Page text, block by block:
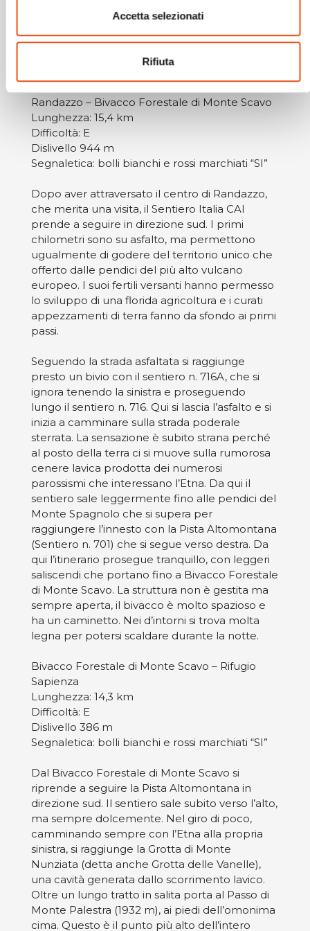
Accetta selezionati
Rifiuta
dell’Etna. Le corse sono frequenti, dalle 7 del
un’oretta. Stessa cosa vale per il rientro.
Randazzo – Bivacco Forestale di Monte Scavo
Lunghezza: 15,4 km
Difficoltà: E
Dislivello 944 m
Segnaletica: bolli bianchi e rossi marchiati “SI”
Dopo aver attraversato il centro di Randazzo,
che merita una visita, il Sentiero Italia CAI
prende a seguire in direzione sud. I primi
chilometri sono su asfalto, ma permettono
ugualmente di godere del territorio unico che
offerto dalle pendici del più alto vulcano
europeo. I suoi fertili versanti hanno permesso
lo sviluppo di una florida agricoltura e i curati
appezzamenti di terra fanno da sfondo ai primi
passi.
Seguendo la strada asfaltata si raggiunge
presto un bivio con il sentiero n. 716A, che si
ignora tenendo la sinistra e proseguendo
lungo il sentiero n. 716. Qui si lascia l’asfalto e si
inizia a camminare sulla strada poderale
sterrata. La sensazione è subito strana perché
al posto della terra ci si muove sulla rumorosa
cenere lavica prodotta dei numerosi
parossismi che interessano l’Etna. Da qui il
sentiero sale leggermente fino alle pendici del
Monte Spagnolo che si supera per
raggiungere l’innesto con la Pista Altomontana
(Sentiero n. 701) che si segue verso destra. Da
qui l’itinerario prosegue tranquillo, con leggeri
saliscendi che portano fino a Bivacco Forestale
di Monte Scavo. La struttura non è gestita ma
sempre aperta, il bivacco è molto spazioso e
ha un caminetto. Nei d’intorni si trova molta
legna per potersi scaldare durante la notte.
Bivacco Forestale di Monte Scavo – Rifugio
Sapienza
Lunghezza: 14,3 km
Difficoltà: E
Dislivello 386 m
Segnaletica: bolli bianchi e rossi marchiati “SI”
Dal Bivacco Forestale di Monte Scavo si
riprende a seguire la Pista Altomontana in
direzione sud. Il sentiero sale subito verso l’alto,
ma sempre dolcemente. Nel giro di poco,
camminando sempre con l’Etna alla propria
sinistra, si raggiunge la Grotta di Monte
Nunziata (detta anche Grotta delle Vanelle),
una cavità generata dallo scorrimento lavico.
Oltre un lungo tratto in salita porta al Passo di
Monte Palestra (1932 m), ai piedi dell’omonima
cima. Questo è il punto più alto dell’intero